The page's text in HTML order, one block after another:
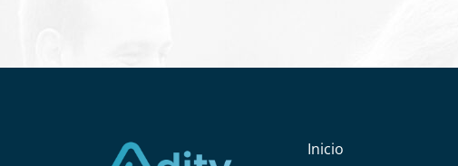
Inicio